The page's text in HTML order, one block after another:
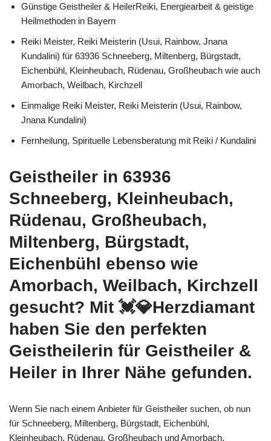
Günstige Geistheiler & HeilerReiki, Energiearbeit & geistige
Heilmethoden in Bayern
Reiki Meister, Reiki Meisterin (Usui, Rainbow, Jnana
Kundalini) für 63936 Schneeberg, Miltenberg, Bürgstadt,
Eichenbühl, Kleinheubach, Rüdenau, Großheubach wie auch
Amorbach, Weilbach, Kirchzell
Einmalige Reiki Meister, Reiki Meisterin (Usui, Rainbow,
Jnana Kundalini)
Fernheilung, Spirituelle Lebensberatung mit Reiki / Kundalini
Geistheiler in 63936
Schneeberg, Kleinheubach,
Rüdenau, Großheubach,
Miltenberg, Bürgstadt,
Eichenbühl ebenso wie
Amorbach, Weilbach, Kirchzell
gesucht? Mit 💓️💎Herzdiamant
haben Sie den perfekten
Geistheilerin für Geistheiler &
Heiler in Ihrer Nähe gefunden.
Wenn Sie nach einem Anbieter für Geistheiler suchen, ob nun
für Schneeberg, Miltenberg, Bürgstadt, Eichenbühl,
Kleinheubach, Rüdenau, Großheubach und Amorbach,